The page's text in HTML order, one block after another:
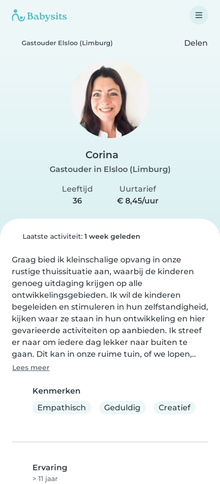
Gastouder Elsloo (Limburg) Delen
Corina
Gastouder in Elsloo (Limburg)
Leeftijd
36
Uurtarief
€ 8,45/uur
Laatste activiteit: 1 week geleden
Graag bied ik kleinschalige opvang in onze
rustige thuissituatie aan, waarbij de kinderen
genoeg uitdaging krijgen op alle
ontwikkelingsgebieden. Ik wil de kinderen
begeleiden en stimuleren in hun zelfstandigheid,
kijken waar ze staan in hun ontwikkeling en hier
gevarieerde activiteiten op aanbieden. Ik streef
er naar om iedere dag lekker naar buiten te
gaan. Dit kan in onze ruime tuin, of we lopen,..
Lees meer
Kenmerken
Empathisch
Geduldig Creatief
Ervaring
> 11 jaar